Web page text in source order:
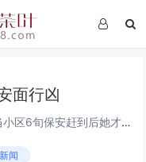
面行凶
听到敲门声，27岁的她没有轻易开门，当小区6旬保安赶到后她才打开，随后门外一名素不相识的女子当着保安的面入室，将她杀害。母亲外出办事女儿独自在家，门外响起阵阵敲门声这名遇害女子叫林薇（化名），今年27岁，家住四川省成都市郫都区红光街道中航城...
闻